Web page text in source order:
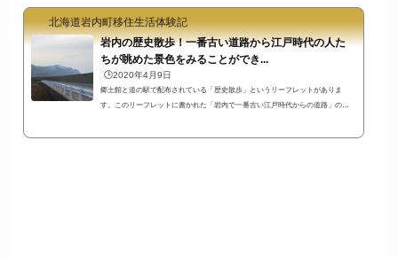
るような距離にこれだけの環境があったら、ワンダーランドのようですね(^^)
江戸時代開基の町の歴史や大火の歴史資料をまとめた岩内町郷土館岩内町は江
戸時代か...
北海道岩内町移住生活体験記
岩内の歴史散歩！一番古い道路から江戸時代の人た
ちが眺めた景色をみることができ...
🕒️2020年4月9日
郷土館と道の駅で配布されている「歴史散歩」というリーフレットがありま
す。このリーフレットに書かれた「岩内で一番古い江戸時代からの道路」の場